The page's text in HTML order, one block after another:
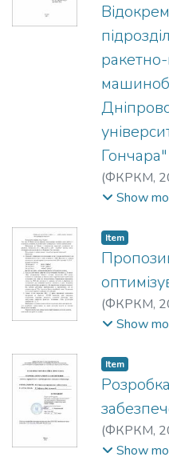
Гончара"
(ФКРКМ,
Show
Item
(ФКРКМ,
Show
Item
(ФКРКМ,
Show